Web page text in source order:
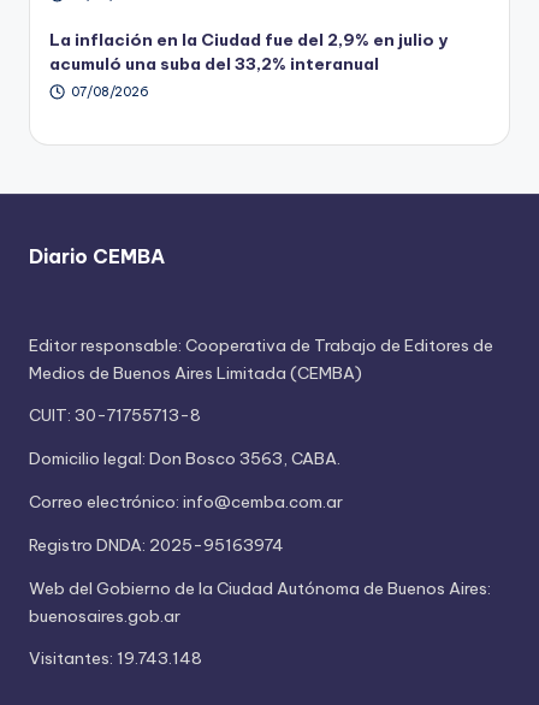
La inflación en la Ciudad fue del 2,9% en julio y
acumuló una suba del 33,2% interanual
07/08/2026
Diario CEMBA
Editor responsable: Cooperativa de Trabajo de Editores de
Medios de Buenos Aires Limitada (CEMBA)
CUIT: 30-71755713-8
Domicilio legal: Don Bosco 3563, CABA.
Correo electrónico: info@cemba.com.ar
Registro DNDA: 2025-95163974
Web del Gobierno de la Ciudad Autónoma de Buenos Aires:
buenosaires.gob.ar
Visitantes: 19.743.148